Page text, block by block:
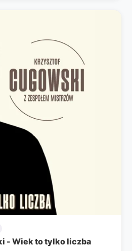
- Wiek to tylko liczba